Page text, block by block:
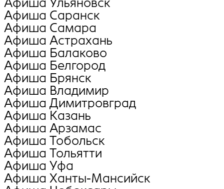
Афиша Ульяновск
Афиша Саранск
Афиша Самара
Афиша Астрахань
Афиша Балаково
Афиша Белгород
Афиша Брянск
Афиша Владимир
Афиша Димитровград
Афиша Казань
Афиша Арзамас
Афиша Тобольск
Афиша Тольятти
Афиша Уфа
Афиша Ханты-Мансийск